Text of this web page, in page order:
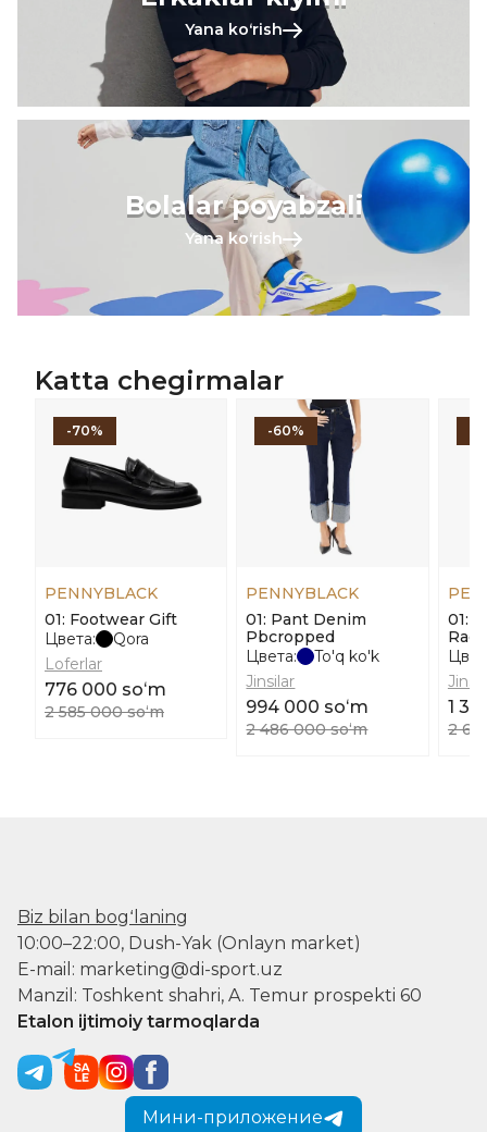
Yana koʻrish
Bolalar poyabzali
Yana koʻrish
Katta chegirmalar
-70%
PENNYBLACK
01: Footwear Gift
Цвета:
Qora
Loferlar
776 000 soʻm
2 585 000 soʻm
-60%
PENNYBLACK
01: Pant Denim
Pbcropped
Цвета:
To'q ko'k
Jinsilar
994 000 soʻm
2 486 000 soʻm
01:
1
2
Biz bilan bogʻlaning
10:00–22:00, Dush-Yak (Onlayn market)
E-mail: marketing@di-sport.uz
Manzil: Toshkent shahri, A. Temur prospekti 60
Etalon ijtimoiy tarmoqlarda
Мини-приложение